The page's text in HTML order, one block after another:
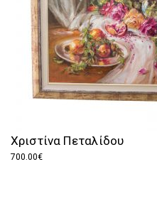
Χριστίνα Πεταλίδου
700.00€